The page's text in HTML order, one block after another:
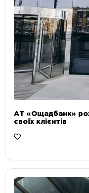
АТ «Ощадбанк»
своїх клієнтів